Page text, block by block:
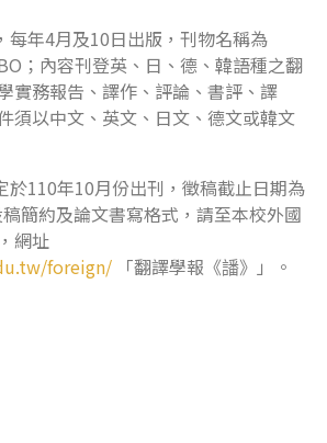
每年4月及10日出版，刊物名稱為
；內容刊登英、日、德、韓語種之翻
實務報告、譯作、評論、書評、譯
須以中文、英文、日文、德文或韓文
於110年10月份出刊，徵稿截止日期為
簡約及論文書寫格式，請至本校外國
網址
foreign/ 「翻譯學報《譒》」。